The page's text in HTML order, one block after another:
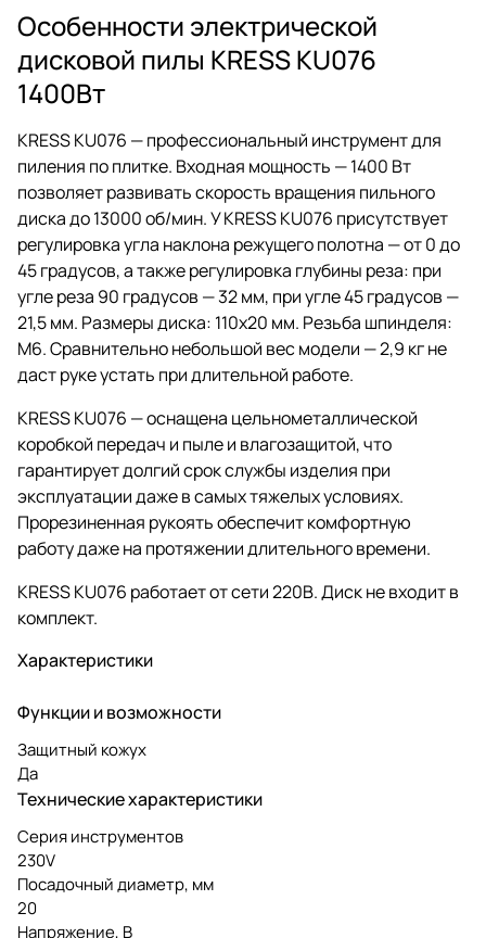
Особенности электрической
дисковой пилы KRESS KU076
1400Вт
KRESS KU076 — профессиональный инструмент для
пиления по плитке. Входная мощность — 1400 Вт
позволяет развивать скорость вращения пильного
диска до 13000 об/мин. У KRESS KU076 присутствует
регулировка угла наклона режущего полотна — от 0 до
45 градусов, а также регулировка глубины реза: при
угле реза 90 градусов — 32 мм, при угле 45 градусов —
21,5 мм. Размеры диска: 110х20 мм. Резьба шпинделя:
М6. Сравнительно небольшой вес модели — 2,9 кг не
даст руке устать при длительной работе.
KRESS KU076 — оснащена цельнометаллической
коробкой передач и пыле и влагозащитой, что
гарантирует долгий срок службы изделия при
эксплуатации даже в самых тяжелых условиях.
Прорезиненная рукоять обеспечит комфортную
работу даже на протяжении длительного времени.
KRESS KU076 работает от сети 220В. Диск не входит в
комплект.
Характеристики
Функции и возможности
Защитный кожух
Да
Технические характеристики
Серия инструментов
230V
Посадочный диаметр, мм
20
Напряжение, В